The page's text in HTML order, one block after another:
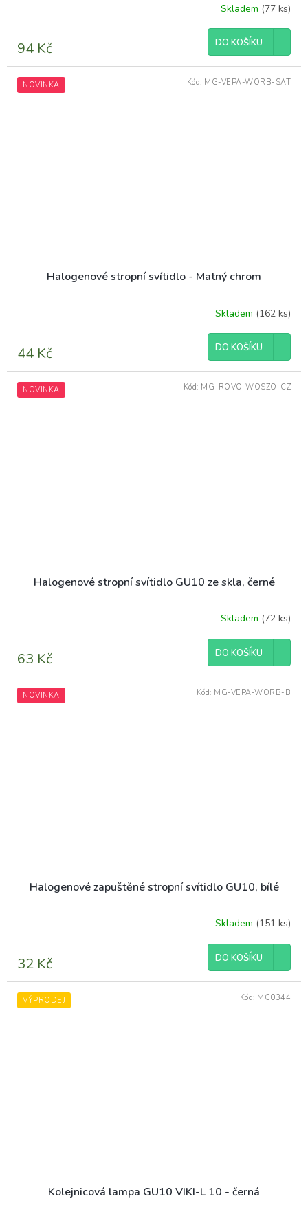
Skladem (77 ks)
94 Kč DO KOŠÍKU
NOVINKA
Halogenové stropní svítidlo - Matný chrom
Skladem (162 ks)
44 Kč DO KOŠÍKU
Kód: MG-VEPA-WORB-SAT
NOVINKA
Halogenové stropní svítidlo GU10 ze skla, černé
Skladem (72 ks)
63 Kč DO KOŠÍKU
Kód: MG-ROVO-WOSZO-CZ
NOVINKA
Halogenové zapuštěné stropní svítidlo GU10, bílé
Skladem (151 ks)
32 Kč DO KOŠÍKU
Kód: MG-VEPA-WORB-B
VÝPRODEJ
Kolejnicová lampa GU10 VIKI-L 10 - černá
Kód: MC0344